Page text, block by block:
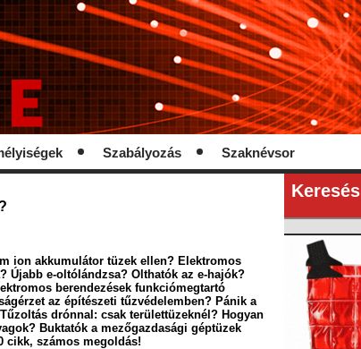
Szabályozás Szaknévsor
ion akkumulátor tüzek ellen? Elektromos
Újabb e-oltólándzsa? Olthatók az e-hajók?
berendezések funkciómegtartó
az építészeti tűzvédelemben? Pánik a
drónnal: csak területtüzeknél? Hogyan
Buktatók a mezőgazdasági géptüzek
cikk, számos megoldás!
Keresés